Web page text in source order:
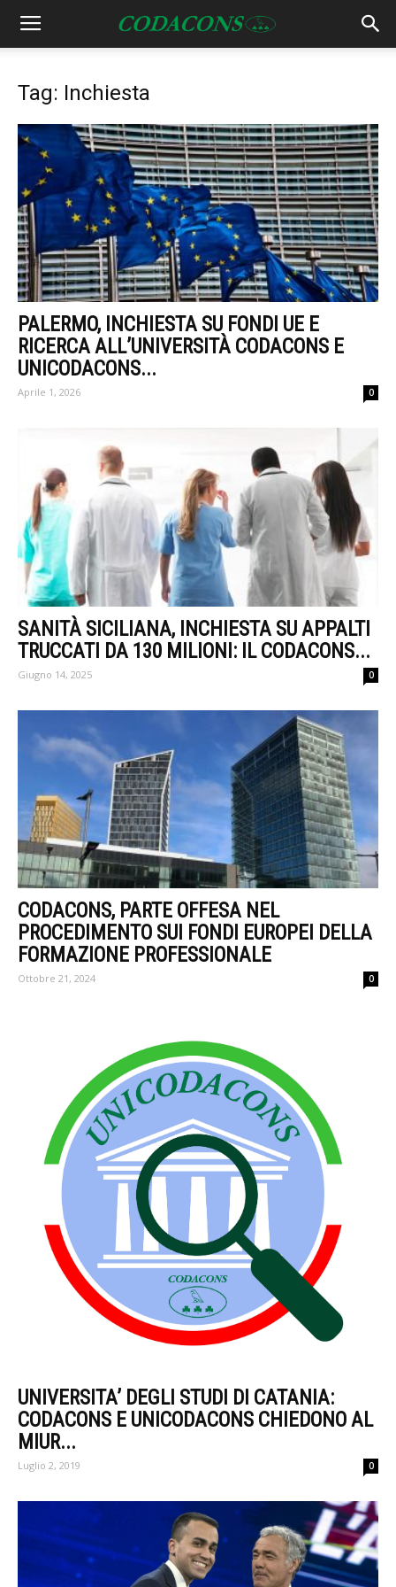
Tag: Inchiesta
PALERMO, INCHIESTA SU FONDI UE E
RICERCA ALL’UNIVERSITÀ CODACONS E
UNICODACONS...
Aprile 1, 2026 0
SANITÀ SICILIANA, INCHIESTA SU APPALTI
TRUCCATI DA 130 MILIONI: IL CODACONS...
Giugno 14, 2025 0
CODACONS, PARTE OFFESA NEL
PROCEDIMENTO SUI FONDI EUROPEI DELLA
FORMAZIONE PROFESSIONALE
Ottobre 21, 2024 0
UNIVERSITA’ DEGLI STUDI DI CATANIA:
CODACONS E UNICODACONS CHIEDONO AL
MIUR...
Luglio 2, 2019 0